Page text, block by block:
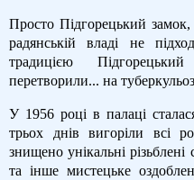
Просто Підгорецький замок,
радянській владі не
традицією
перетворили... на
У 1956 році в палаці
трьох днів вигоріли всі
знищено унікальні
та інше мистецьке